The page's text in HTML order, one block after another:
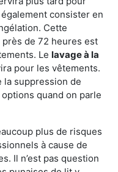
consister en
Cette
de 72 heures est
Le lavage à la
pour les vêtements.
la suppression de
options quand on parle
plus de risques
à cause de
Il n’est pas question